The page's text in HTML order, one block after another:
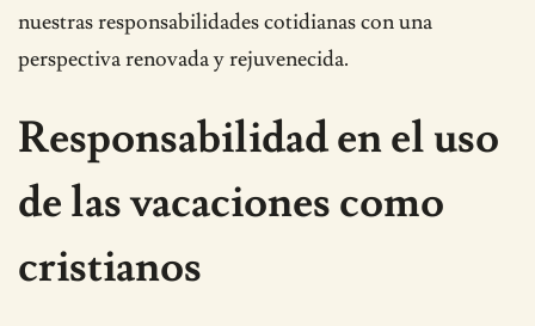
nuestras responsabilidades cotidianas con una
perspectiva renovada y rejuvenecida.
Responsabilidad en el uso
de las vacaciones como
cristianos